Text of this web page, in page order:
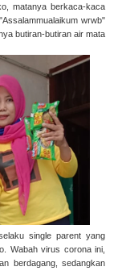
matanya berkaca-kaca
"Assalammualaikum wrwb"
butiran-butiran air mata
single parent yang
Wabah virus corona ini,
berdagang, sedangkan